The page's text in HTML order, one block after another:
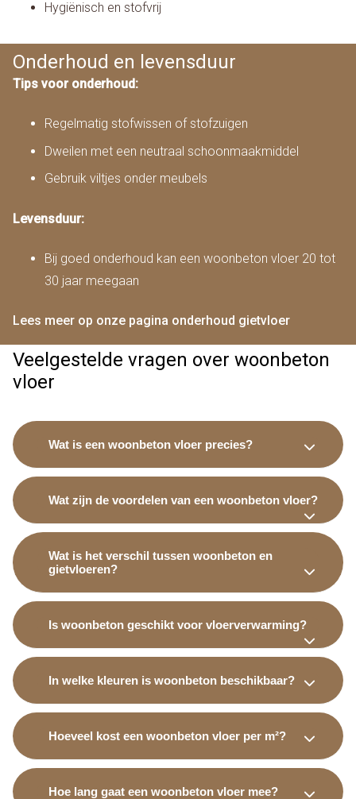
Hygiënisch en stofvrij
Onderhoud en levensduur
Tips voor onderhoud:
Regelmatig stofwissen of stofzuigen
Dweilen met een neutraal schoonmaakmiddel
Gebruik viltjes onder meubels
Levensduur:
Bij goed onderhoud kan een woonbeton vloer 20 tot
30 jaar meegaan
Lees meer op onze pagina onderhoud gietvloer
Veelgestelde vragen over woonbeton
vloer
Wat is een woonbeton vloer precies?
Wat zijn de voordelen van een woonbeton vloer?
Wat is het verschil tussen woonbeton en
gietvloeren?
Is woonbeton geschikt voor vloerverwarming?
In welke kleuren is woonbeton beschikbaar?
Hoeveel kost een woonbeton vloer per m²?
Hoe lang gaat een woonbeton vloer mee?